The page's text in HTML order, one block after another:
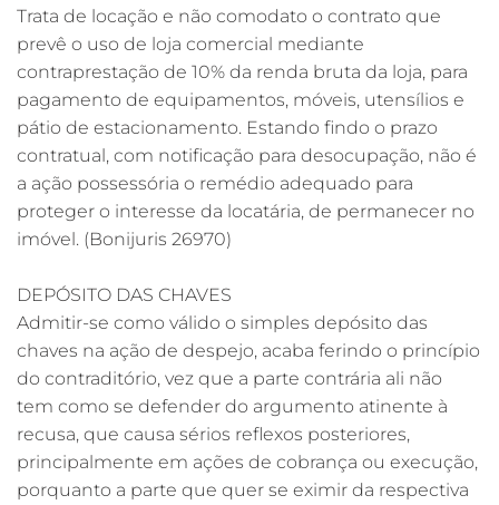
Trata de locação e não comodato o contrato que
prevê o uso de loja comercial mediante
contraprestação de 10% da renda bruta da loja, para
pagamento de equipamentos, móveis, utensílios e
pátio de estacionamento. Estando findo o prazo
contratual, com notificação para desocupação, não é
a ação possessória o remédio adequado para
proteger o interesse da locatária, de permanecer no
imóvel. (Bonijuris 26970)
DEPÓSITO DAS CHAVES
Admitir-se como válido o simples depósito das
chaves na ação de despejo, acaba ferindo o princípio
do contraditório, vez que a parte contrária ali não
tem como se defender do argumento atinente à
recusa, que causa sérios reflexos posteriores,
principalmente em ações de cobrança ou execução,
porquanto a parte que quer se eximir da respectiva